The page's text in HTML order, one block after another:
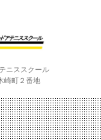
ニススクール
崎町２番地